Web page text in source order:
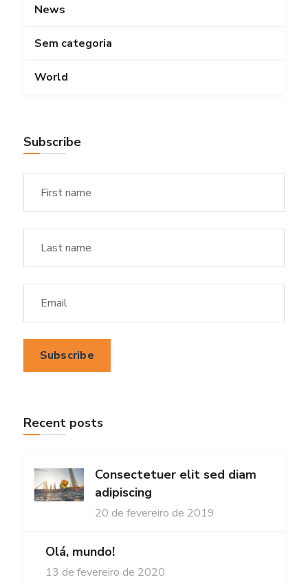
News
Sem categoria
World
Subscribe
Recent posts
Consectetuer elit sed diam
adipiscing
20 de fevereiro de 2019
Olá, mundo!
13 de fevereiro de 2020